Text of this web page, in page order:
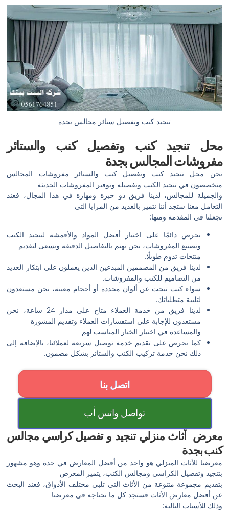
تنجيد كنب وتفصيل ستائر مجالس بجدة
محل تنجيد كنب وتفصيل كنب والستائر
مفروشات المجالس بجدة
نحن محل تنجيد كنب وتفصيل كنب والستائر مفروشات المجالس
متخصصون في تنجيد الكنب وتفصيله وتوفير المفروشات الحديثة
والجميلة للمجالس، لدينا فريق ذو خبرة ومهارة في هذا المجال، فعند
التعامل معنا ستجد أننا نتميز بالعديد من المزايا التي
تجعلنا في المقدمة ومنها:
نحرص دائمًا على اختيار أفضل المواد والأقمشة لتنجيد الكنب
وتصنيع المفروشات، نحن نهتم بالتفاصيل الدقيقة ونسعى لتقديم
منتجات تدوم طويلًا.
لدينا فريق من المصممين المبدعين الذين يعملون على ابتكار العديد
من التصاميم للكنب والمفروشات.
سواء كنت تبحث عن ألوان محددة أو أحجام معينة، نحن مستعدون
لتلبية متطلباتك.
لدينا فريق من خدمة العملاء متاح على مدار 24 ساعة، نحن
مستعدون للإجابة على استفسارات العملاء وتقديم المشورة
والمساعدة في اختيار الخيار المناسب لهم.
كما نحرص على تقديم خدمة توصيل سريعة لعملائنا، بالإضافة إلى
ذلك نحن خدمة تركيب الكنب والستائر بشكل مضمون.
اتصل بنا
تواصل واتس أب
معرض أثاث منزلي تنجيد و تفصيل كراسي مجالس
كنب بجدة
معرضنا للأثاث المنزلي هو واحد من أفضل المعارض في جدة وهو مشهور
بتنجيد وتفصيل الكراسي ومجالس الكنب، يتميز المعرض
بتقديم مجموعة متنوعة من الأثاث التي تلبي مختلف الأذواق، فعند البحث
عن أفضل معارض الأثاث فستجد كل ما تحتاجه في معرضنا
وذلك للأسباب التالية: